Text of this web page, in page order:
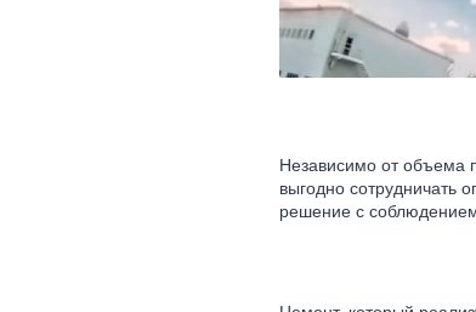
Независимо от объема
выгодно сотрудничать
решение с соблюдением